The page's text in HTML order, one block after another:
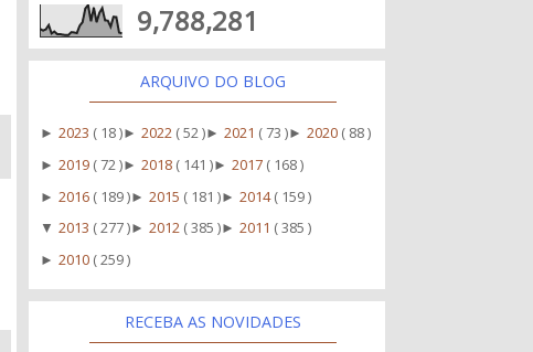
9,788,281
ARQUIVO DO BLOG
►2023 ( 18 )►2022 ( 52 )►2021 ( 73 )►2020 ( 88 )
►2019 ( 72 )►2018 ( 141 )►2017 ( 168 )
►2016 ( 189 )►2015 ( 181 )►2014( 159 )
▼2013 ( 277 )►2012 ( 385 )►2011 ( 385 )
►2010 ( 259 )
RECEBA AS NOVIDADES